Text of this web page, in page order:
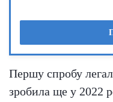
Першу спробу
зробила ще у 2022